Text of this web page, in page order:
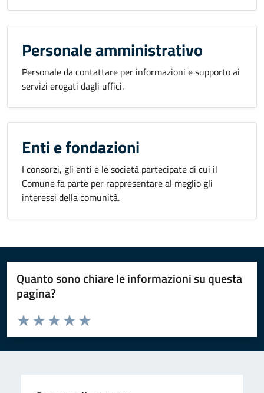
Personale amministrativo
Personale da contattare per informazioni e supporto ai
servizi erogati dagli uffici.
Enti e fondazioni
I consorzi, gli enti e le società partecipate di cui il
Comune fa parte per rappresentare al meglio gli
interessi della comunità.
Quanto sono chiare le informazioni su questa
pagina?
Valuta da 1 a 5 stelle la pagina
Valuta 5 stelle su 5
Valuta 4 stelle su 5
Valuta 3 stelle su 5
Valuta 2 stelle su 5
Valuta 1 stelle su 5